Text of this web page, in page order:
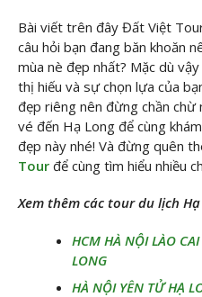
Bài viết trên đây Đất Việt
câu hỏi bạn đang băn khoăn
mùa nè đẹp nhất? Mặc dù
thị hiếu và sự chọn lựa của
đẹp riêng nên đừng chần
vé đến Hạ Long để cùng
đẹp này nhé! Và đừng quên
Tour để cùng tìm hiểu nhiều
Xem thêm các tour du lịch
HCM HÀ NỘI LÀO
LONG
HÀ NỘI YÊN TỬ HẠ